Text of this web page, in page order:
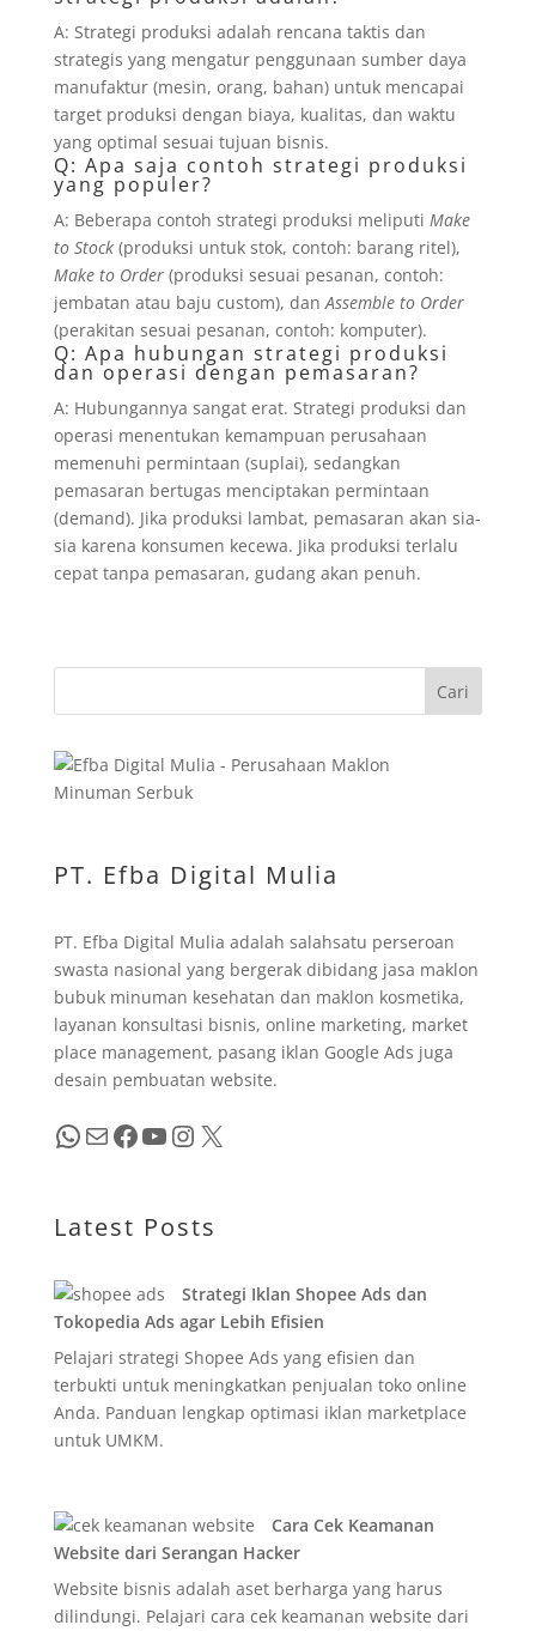
A: Strategi produksi adalah rencana taktis dan
strategis yang mengatur penggunaan sumber daya
manufaktur (mesin, orang, bahan) untuk mencapai
target produksi dengan biaya, kualitas, dan waktu
yang optimal sesuai tujuan bisnis.
Q: Apa saja contoh strategi produksi
yang populer?
A: Beberapa contoh strategi produksi meliputi Make
to Stock(produksi untuk stok, contoh: barang ritel),
Make to Order(produksi sesuai pesanan, contoh:
jembatan atau baju custom), danAssemble to Order
(perakitan sesuai pesanan, contoh: komputer).
Q: Apa hubungan strategi produksi
dan operasi dengan pemasaran?
A: Hubungannya sangat erat. Strategi produksi dan
operasi menentukan kemampuan perusahaan
memenuhi permintaan (suplai), sedangkan
pemasaran bertugas menciptakan permintaan
(demand). Jika produksi lambat, pemasaran akan sia-
sia karena konsumen kecewa. Jika produksi terlalu
cepat tanpa pemasaran, gudang akan penuh.
Cari
PT. Efba Digital Mulia
PT. Efba Digital Mulia adalah salahsatu perseroan
swasta nasional yang bergerak dibidang jasa maklon
bubuk minuman kesehatan dan maklon kosmetika,
layanan konsultasi bisnis, online marketing, market
place management, pasang iklan Google Ads juga
desain pembuatan website.
WhatsApp Mail Facebook YouTube InstagramX
Latest Posts
Strategi Iklan Shopee Ads dan
Tokopedia Ads agar Lebih Efisien
Pelajari strategi Shopee Ads yang efisien dan
terbukti untuk meningkatkan penjualan toko online
Anda. Panduan lengkap optimasi iklan marketplace
untuk UMKM.
Cara Cek Keamanan
Website dari Serangan Hacker
Website bisnis adalah aset berharga yang harus
dilindungi. Pelajari cara cek keamanan website dari